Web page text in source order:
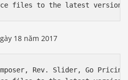
18 năm 2017
Rev. Slider, Go